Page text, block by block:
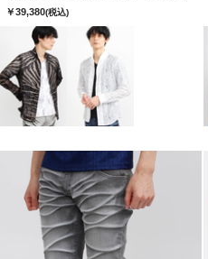
￥39,380(税込)